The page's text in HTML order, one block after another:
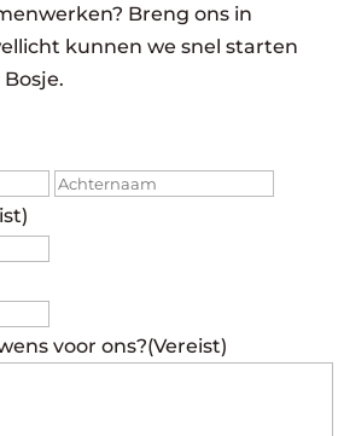
Breng ons in
kunnen we snel starten
Voornaam
voor ons?(Vereist)